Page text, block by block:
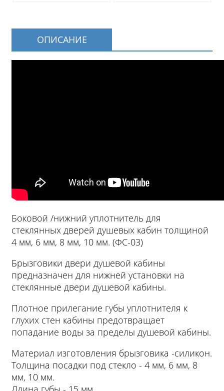
ОПИСАНИЕ
Боковой /нижний уплотнитель для
стеклянных дверей душевых кабин толщиной
4 мм, 6 мм, 8 мм, 10 мм. (ФС-03)
Брызговики двери душевой кабины
предназначен для нижней установки на
стеклянные двери душевой кабины.
Плотное прилегание губы уплотнителя к
глухих стен кабины предотвращает
попадание воды за пределы душевой кабины.
Материал изготовления брызговика -силикон.
Толщина посадки под стекло - 4 мм, 6 мм, 8
мм, 10 мм.